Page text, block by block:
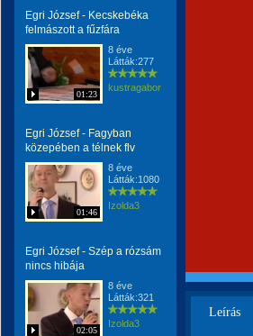
Egri József - Kecskebéka
felmászott a fűzfára
01:23
8 éve
Látták:277
kustragabor
Egri József - Fagyban
közepében a télnek flv
01:46
8 éve
Látták:1080
Izolda3
Egri József - Szép a rózsám
nincs hibája
02:05
8 éve
Látták:321
Izolda3
Leírás